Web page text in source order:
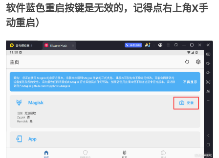
软件蓝色重启按键是无效的，记得点右上角X手
动重启）